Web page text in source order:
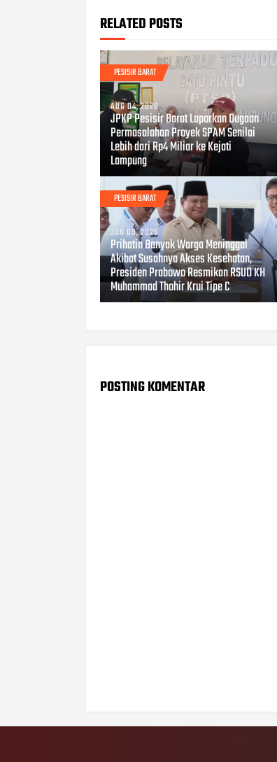
RELATED POSTS
PESISIR BARAT
AUG 04, 2026
JPKP Pesisir Barat Laporkan Dugaan
Permasalahan Proyek SPAM Senilai
Lebih dari Rp4 Miliar ke Kejati
Lampung
PESISIR BARAT
JUN 09, 2026
Prihatin Banyak Warga Meninggal
Akibat Susahnya Akses Kesehatan,
Presiden Prabowo Resmikan RSUD KH
Muhammad Thohir Krui Tipe C
POSTING KOMENTAR